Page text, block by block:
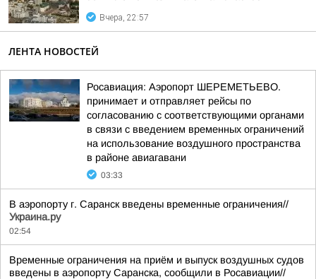
Вчера, 22:57
ЛЕНТА НОВОСТЕЙ
Росавиация: Аэропорт ШЕРЕМЕТЬЕВО.
принимает и отправляет рейсы по
согласованию с соответствующими органами
в связи с введением временных ограничений
на использование воздушного пространства
в районе авиагавани
03:33
В аэропорту г. Саранск введены временные ограничения//
Украина.ру
02:54
Временные ограничения на приём и выпуск воздушных судов
введены в аэропорту Саранска, сообщили в Росавиации//